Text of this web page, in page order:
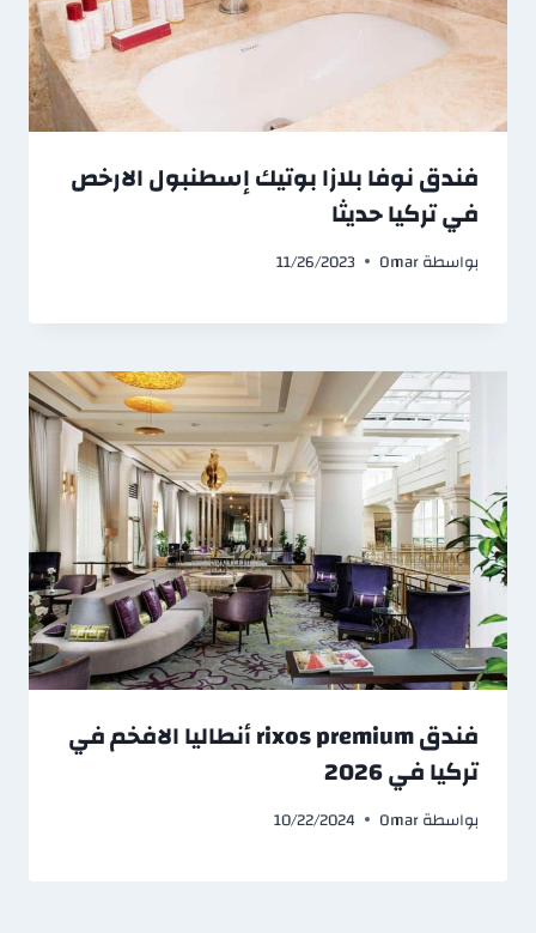
فندق نوفا بلازا بوتيك إسطنبول الارخص
في تركيا حديثا
بواسطةOmar
11/26/2023
فندق rixos premium أنطاليا الافخم في
تركيا في 2026
بواسطةOmar
10/22/2024